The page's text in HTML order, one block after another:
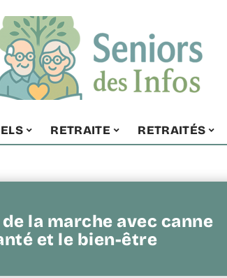
RETRAITE RETRAITÉS
la marche avec canne
et le bien-être